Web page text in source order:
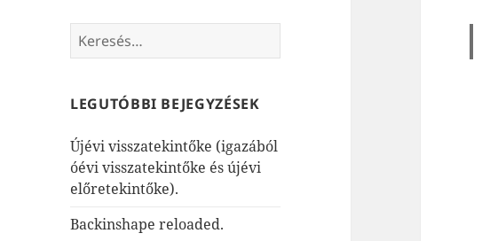
Keresés:
LEGUTÓBBI BEJEGYZÉSEK
Újévi visszatekintőke (igazából
óévi visszatekintőke és újévi
előretekintőke).
Backinshape reloaded.